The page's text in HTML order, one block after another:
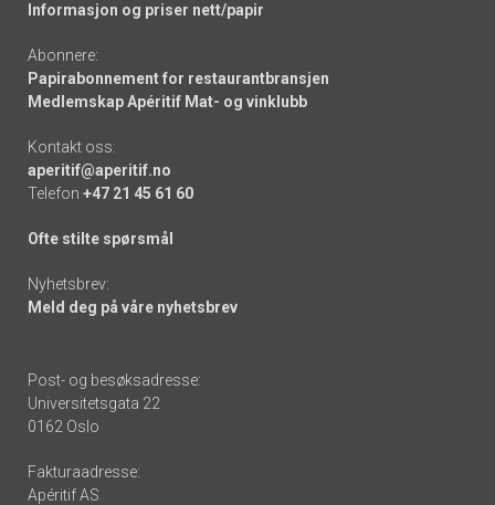
Informasjon og priser nett/papir
Abonnere:
Papirabonnement for restaurantbransjen
Medlemskap Apéritif Mat- og vinklubb
Kontakt oss:
aperitif@aperitif.no
Telefon +47 21 45 61 60
Ofte stilte spørsmål
Nyhetsbrev:
Meld deg på våre nyhetsbrev
Post- og besøksadresse:
Universitetsgata 22
0162 Oslo
Fakturaadresse:
Apéritif AS